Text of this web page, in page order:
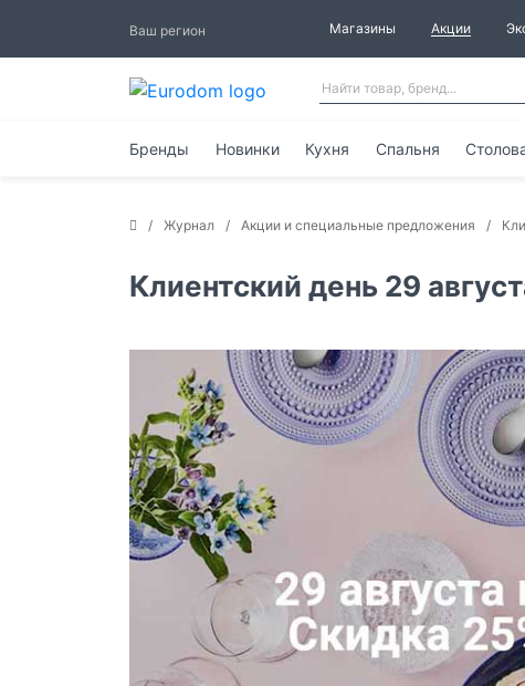
Ваш регион Магазины Акции
Бренды Новинки Кухня Спальня
Журнал Акции и специальные предложения
Клиентский день 29